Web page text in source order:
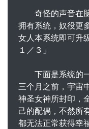
奇怪的声音在脑
拥有系统，奴役更
女人本系统即可升
１／３」
下面是系统的一
三个月之前，宇宙
神圣女神所封印，
己的配偶，不然所
都无法正常获得幸